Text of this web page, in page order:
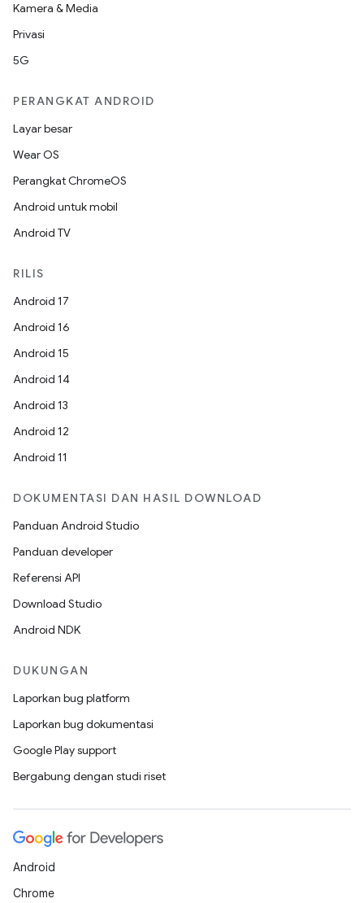
Kamera & Media
Privasi
5G
PERANGKAT ANDROID
Layar besar
Wear OS
Perangkat ChromeOS
Android untuk mobil
Android TV
RILIS
Android 17
Android 16
Android 15
Android 14
Android 13
Android 12
Android 11
DOKUMENTASI DAN HASIL DOWNLOAD
Panduan Android Studio
Panduan developer
Referensi API
Download Studio
Android NDK
DUKUNGAN
Laporkan bug platform
Laporkan bug dokumentasi
Google Play support
Bergabung dengan studi riset
Android
Chrome